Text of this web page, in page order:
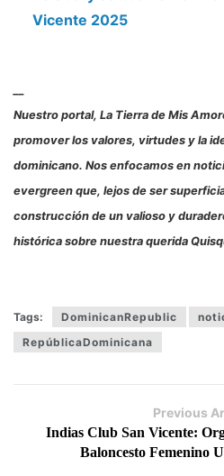
Vicente 2025
Nuestro portal, La Tierra de Mis
promover los valores, virtudes y la
dominicano. Nos enfocamos en
evergreen que, lejos de ser
construcción de un valioso y
histórica sobre nuestra querida
Tags: DominicanRepublic
RepúblicaDominicana
Previous
Indias Club San Vicente:
Baloncesto Femenino